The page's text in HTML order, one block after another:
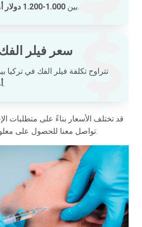
بين1.000-1.200 دولار أمريكي لكل 1 مل.
سعر فيلر
تتراوح تكلفة فيلر الفك في تركيا
لكل 1 مل.
تواصل معنا للحصول على معلومات الأسعار الدقيقة.